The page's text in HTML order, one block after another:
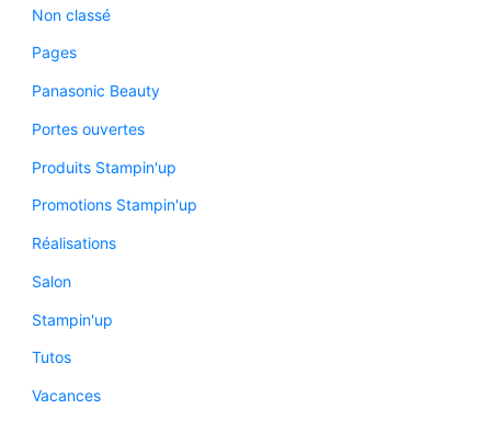
Non classé
Pages
Panasonic Beauty
Portes ouvertes
Produits Stampin'up
Promotions Stampin'up
Réalisations
Salon
Stampin'up
Tutos
Vacances